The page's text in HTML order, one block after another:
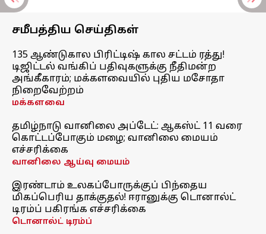
சமீபத்திய செய்திகள்
135 ஆண்டுகால பிரிட்டிஷ் கால சட்டம் ரத்து!
டிஜிட்டல் வங்கிப் பதிவுகளுக்கு நீதிமன்ற
அங்கீகாரம்; மக்களவையில் புதிய மசோதா
நிறைவேற்றம்
மக்களவை
தமிழ்நாடு வானிலை அப்டேட்: ஆகஸ்ட் 11 வரை
கொட்டப்போகும் மழை; வானிலை மையம்
எச்சரிக்கை
வானிலை ஆய்வு மையம்
இரண்டாம் உலகப்போருக்குப் பிந்தைய
மிகப்பெரிய தாக்குதல்! ஈரானுக்கு டொனால்ட்
டிரம்ப் பகிரங்க எச்சரிக்கை
டொனால்ட் டிரம்ப்